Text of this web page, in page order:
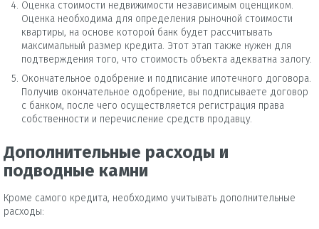
Оценка стоимости недвижимости независимым оценщиком.
Оценка необходима для определения рыночной стоимости
квартиры, на основе которой банк будет рассчитывать
максимальный размер кредита. Этот этап также нужен для
подтверждения того, что стоимость объекта адекватна залогу.
Окончательное одобрение и подписание ипотечного договора.
Получив окончательное одобрение, вы подписываете договор
с банком, после чего осуществляется регистрация права
собственности и перечисление средств продавцу.
Дополнительные расходы и
подводные камни
Кроме самого кредита, необходимо учитывать дополнительные
расходы: